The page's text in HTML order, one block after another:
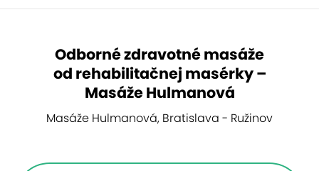
Odborné zdravotné masáže
od rehabilitačnej masérky –
Masáže Hulmanová
Masáže Hulmanová, Bratislava - Ružinov